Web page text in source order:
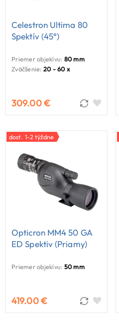
Celestron Ultima 80
Spektív (45°)
Priemer objekívu: 80 mm
Zväčšenie: 20 - 60 x
309.00 €
dost. 1-2 týždne
Opticron MM4 50 GA
ED Spektiv (priamy)
Priemer objekívu: 50 mm
419.00 €